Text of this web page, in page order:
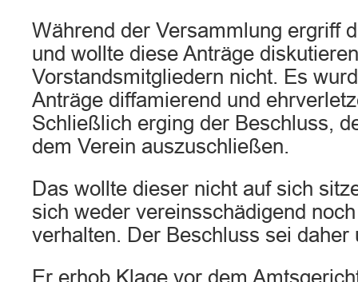
Während der Versammlung ergriff
und wollte diese Anträge
Vorstandsmitgliedern nicht. Es
Anträge diffamierend und
Schließlich erging der Beschluss,
dem Verein auszuschließen.
Das wollte dieser nicht auf sich
sich weder vereinsschädigend
verhalten. Der Beschluss sei daher
Er erhob Klage vor dem